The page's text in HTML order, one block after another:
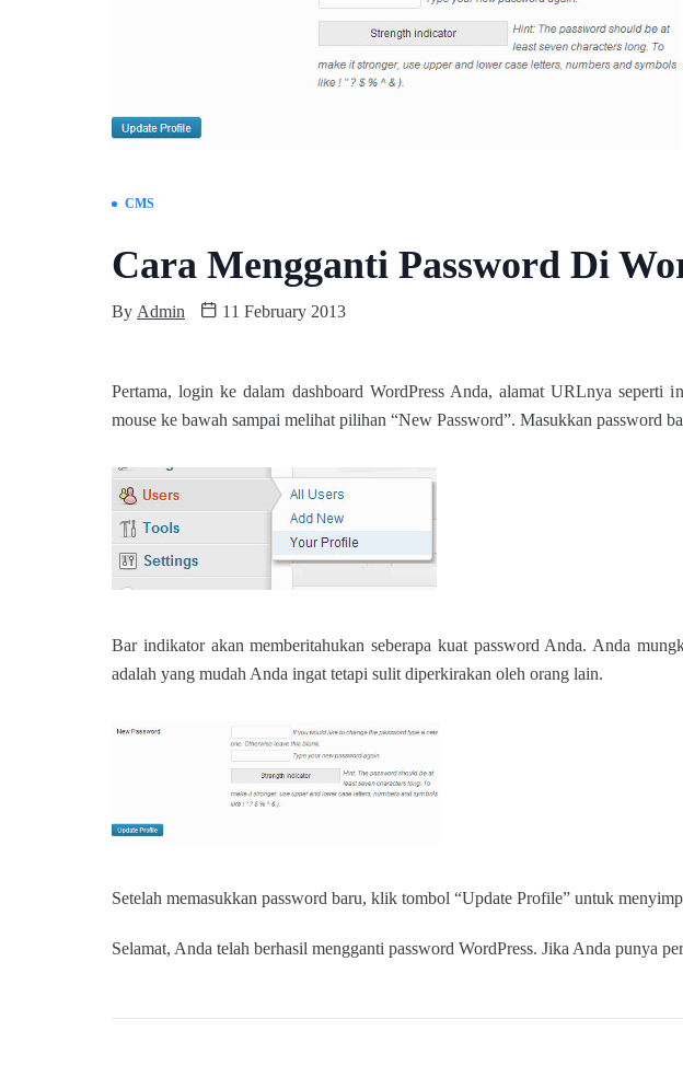
CMS
Cara Mengganti Password Di
By Admin 11 February 2013
Pertama, login ke dalam dashboard WordPress Anda, alamat URLnya
mouse ke bawah sampai melihat pilihan “New Password”. Masukkan password
Bar indikator akan memberitahukan seberapa kuat password Anda. Anda
adalah yang mudah Anda ingat tetapi sulit diperkirakan oleh orang lain.
Setelah memasukkan password baru, klik tombol “Update Profile” untuk
Selamat, Anda telah berhasil mengganti password WordPress. Jika Anda punya